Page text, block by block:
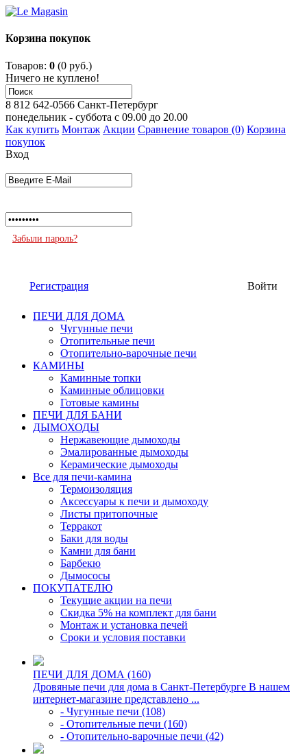
Корзина покупок
Товаров: 0 (0 руб.)
Ничего не куплено!
8 812 642-0566 Санкт-Петербург
понедельник - суббота с 09.00 до 20.00
Как купить Монтаж Акции Сравнение товаров (0) Корзина
покупок
Вход
Забыли пароль?
Регистрация Войти
ПЕЧИ ДЛЯ ДОМА
Чугунные печи
Отопительные печи
Отопительно-варочные печи
КАМИНЫ
Каминные топки
Каминные облицовки
Готовые камины
ПЕЧИ ДЛЯ БАНИ
ДЫМОХОДЫ
Нержавеющие дымоходы
Эмалированные дымоходы
Керамические дымоходы
Все для печи-камина
Термоизоляция
Аксессуары к печи и дымоходу
Листы притопочные
Терракот
Баки для воды
Камни для бани
Барбекю
Дымососы
ПОКУПАТЕЛЮ
Текущие акции на печи
Скидка 5% на комплект для бани
Монтаж и установка печей
Сроки и условия поставки
ПЕЧИ ДЛЯ ДОМА (160)
Дровяные печи для дома в Санкт-Петербурге В нашем
интернет-магазине представлено ...
- Чугунные печи (108)
- Отопительные печи (160)
- Отопительно-варочные печи (42)